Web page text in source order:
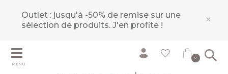
Outlet : jusqu'à -50% de remise sur une
sélection de produits.J'en profite ! ×
MENU
0